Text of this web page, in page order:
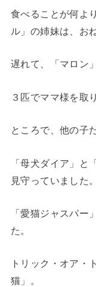
食べることが何よ
ル」の姉妹は、お
遅れて、「マロン
３匹でママ様を取
ところで、他の子
「母犬ダイア」と
見守っていました。
「愛猫ジャスパー
た。
トリック・オア・
猫」。